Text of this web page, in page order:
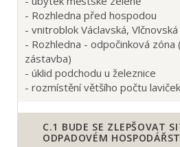
- Rozhledna před hospodou
- vnitroblok Václavská,
- Rozhledna - odpočinková zóna
zástavba)
- úklid podchodu u železnice
- rozmístění většího počtu
C.1 BUDE SE ZLEPŠOVAT
ODPADOVÉM